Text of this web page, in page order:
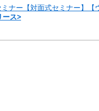
ミナー【対面式セミナー】
ース>